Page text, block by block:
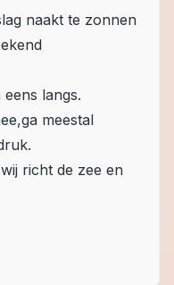
naakt te zonnen
langs.
meestal
richt de zee en